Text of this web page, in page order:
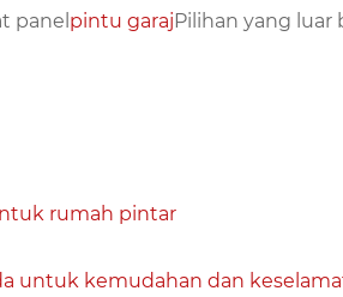
panel pintu garajPilihan yang
rumah pintar
untuk kemudahan dan